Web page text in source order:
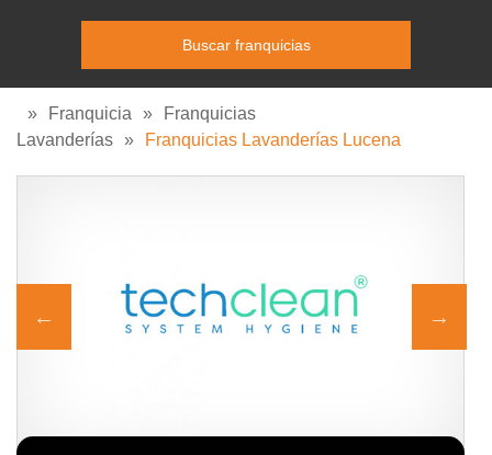
» Franquicia »
Franquicias
Lavanderías » Franquicias Lavanderías Lucena